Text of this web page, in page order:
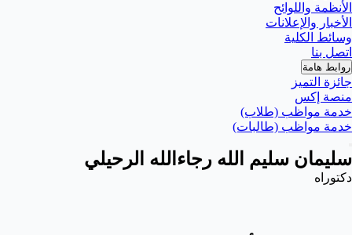
الأنظمة واللوائح
الأخبار والإعلانات
وسائط الكلية
اتصل بنا
روابط هامة
جائزة التميز
منصة إكس
خدمة مواظب (طلاب)
خدمة مواظب (طالبات)
سليمان سليم الله رجاءالله الرحيلي
دكتوراه